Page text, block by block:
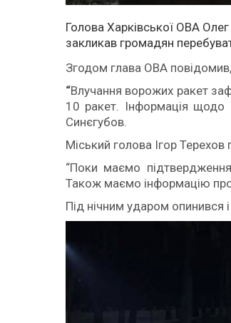
Голова Харківської ОВА
закликав громадян
Згодом глава ОВА
“Влучання ворожих ракет
10 ракет. Інформація щодо
Синєгубов.
Міський голова Ігор Терехов
“Поки маємо
Також маємо інформацію про
Під нічним ударом опинився